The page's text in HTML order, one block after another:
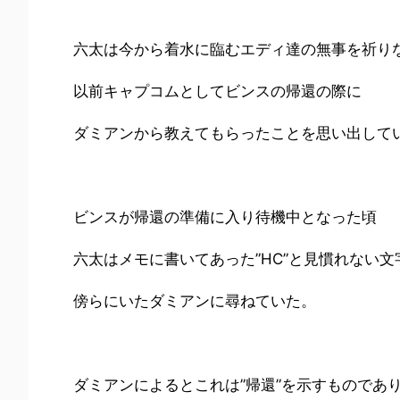
六太は今から着水に臨むエディ達の無事を祈り
以前キャプコムとしてビンスの帰還の際に
ダミアンから教えてもらったことを思い出して
ビンスが帰還の準備に入り待機中となった頃
六太はメモに書いてあった”HC”と見慣れない文
傍らにいたダミアンに尋ねていた。
ダミアンによるとこれは”帰還”を示すものであり